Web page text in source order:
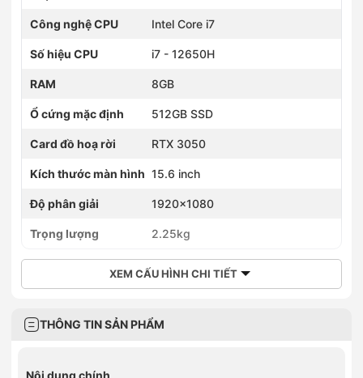
Công nghệ CPU Intel Core i7
Số hiệu CPU i7 - 12650H
RAM 8GB
Ổ cứng mặc định 512GB SSD
Card đồ hoạ rời RTX 3050
Kích thước màn hình 15.6 inch
Độ phân giải 1920x1080
Trọng lượng 2.25kg
XEM CẤU HÌNH CHI TIẾT
THÔNG TIN SẢN PHẨM
Nội dung chính